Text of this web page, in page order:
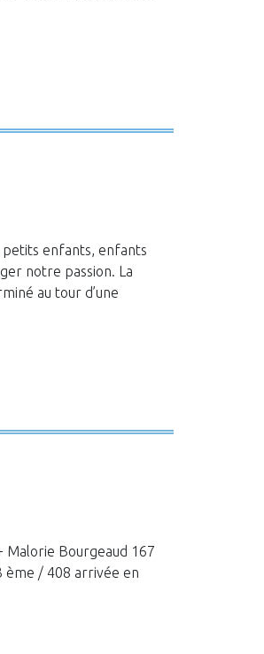
petits enfants, enfants
notre passion. La
au tour d’une
Malorie Bourgeaud 167
ème / 408 arrivée en